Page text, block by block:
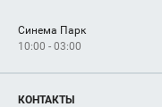
Синема Парк
10:00 - 03:00
КОНТАКТЫ